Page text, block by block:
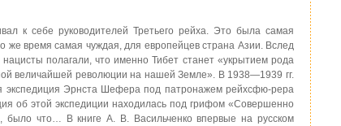
к себе руководителей Третьего рейха. Это была самая
же время самая чуждая, для европейцев страна Азии. Вслед
полагали, что именно Тибет станет «укрытием рода
величайшей революции на нашей Земле». В 1938—1939 гг.
экспедиция Эрнста Шефера под патронажем рейхсфю-рера
об этой экспедиции находилась под грифом «Совершенно
было что… В книге А. В. Васильченко впервые на русском